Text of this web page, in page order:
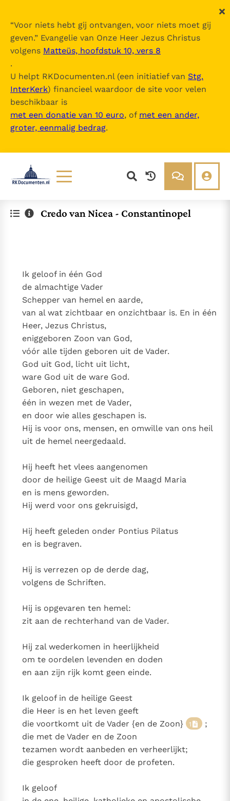
“Voor niets hebt gij ontvangen, voor niets moet gij
geven.” Evangelie van Onze Heer Jezus Christus
volgens Matteüs, hoofdstuk 10, vers 8
.
U helpt RKDocumenten.nl (een initiatief van Stg.
InterKerk) financieel waardoor de site voor velen
beschikbaar is
met een donatie van 10 euro, of met een ander,
groter, eenmalig bedrag.
Documenten
Denzinger
Over RK Documenten
Nieuwste Documenten
5. Het gebed van de Kerk
In Christus wordt onze honger vervuld
Leer de kostbare parel van Gods koninkrijk te
herkennen
Gods Koninkrijk groeit stilletjes door liefde, niet door
dwang
De mystiek. De mystieke verschijnselen en de
heiligheid
Berichten
Het Vaticaan publiceert een nieuwe Latijnse uitgave
van het Romeins martyrologium
Vaticaanse financiële waakhond verliest autonomie
Paus Leo XIV in Pavia: "De stad is zowel een gave als
een taak"
Paus in Pavia: St. Augustinus toont ons de noodzaak om
"naar het innerlijk" toe te keren.
RK Documenten stelt heel veel belangrijke
Katholieke Kerk in het Nederlands beschikbaar
Ik help mee!
Credo van Nicea - Constantinopel
Ik geloof in één God
de almachtige Vader
Schepper van hemel en aarde,
van al wat zichtbaar en onzichtbaar is. En in één
Heer, Jezus Christus,
eniggeboren Zoon van God,
vóór alle tijden geboren uit de Vader.
God uit God, licht uit licht,
ware God uit de ware God.
Geboren, niet geschapen,
één in wezen met de Vader,
en door wie alles geschapen is.
Hij is voor ons, mensen, en omwille van ons heil
uit de hemel neergedaald.
Hij heeft het vlees aangenomen
door de heilige Geest uit de Maagd Maria
en is mens geworden.
Hij werd voor ons gekruisigd,
Hij heeft geleden onder Pontius Pilatus
en is begraven.
Hij is verrezen op de derde dag,
volgens de Schriften.
Hij is opgevaren ten hemel:
zit aan de rechterhand van de Vader.
Hij zal wederkomen in heerlijkheid
om te oordelen levenden en doden
en aan zijn rijk komt geen einde.
Ik geloof in de heilige Geest
die Heer is en het leven geeft
die voortkomt uit de Vader {en de Zoon}
1
;
die met de Vader en de Zoon
tezamen wordt aanbeden en verheerlijkt;
die gesproken heeft door de profeten.
Ik geloof